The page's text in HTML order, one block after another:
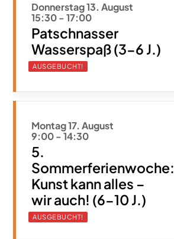
Donnerstag 13. August
15:30-17:00
Patschnasser
Wasserspaß (3-6 J.)
AUSGEBUCHT!
Montag 17. August
9:00-14:30
5.
Sommerferienwoche:
Kunst kann alles –
wir auch! (6-10 J.)
AUSGEBUCHT!